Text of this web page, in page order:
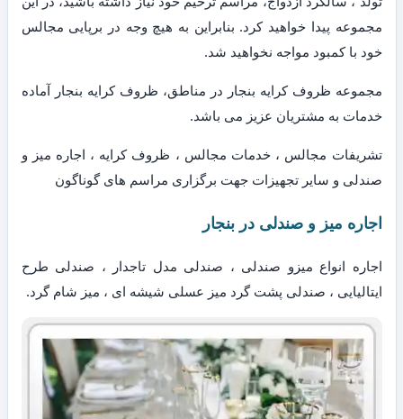
مجموعه پیدا خواهید کرد. بنابراین به هیچ وجه در برپایی مجالس
خود با کمبود مواجه نخواهید شد.
مجموعه ظروف کرایه بنجار در مناطق، ظروف کرایه بنجار آماده
خدمات به مشتریان عزیز می باشد.
تشریفات مجالس ، خدمات مجالس ، ظروف کرایه ، اجاره میز و
صندلی و سایر تجهیزات جهت برگزاری مراسم های گوناگون
اجاره میز و صندلی در بنجار
اجاره انواع میزو صندلی ، صندلی مدل تاجدار ، صندلی طرح
ایتالیایی ، صندلی پشت گرد میز عسلی شیشه ای ، میز شام گرد.